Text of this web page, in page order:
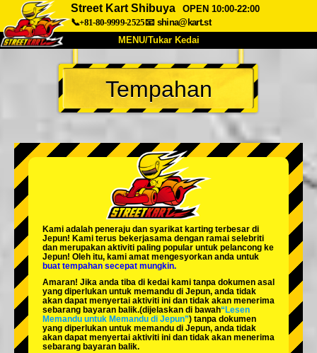
Street Kart Shibuya
OPEN 10:00-22:00
📞+81-80-9999-2525📧 shina@kart.st
MENU/Tukar Kedai
UTAMA
Tentang Spesifikasi Harga
Soalan Lazim
Syarikat Tempahan
Tukar Kedai
Tokyo Shinagawa Tokyo Akihabara#1
Tokyo Akihabara#2
Tokyo Shibuya Annex Tokyo Bay
Tokyo Asakusa Osaka
Okinawa
Tempahan
Kami adalah peneraju dan syarikat karting terbesar di
Jepun! Kami terus bekerjasama dengan ramai selebriti
dan merupakan aktiviti paling popular untuk pelancong ke
Jepun! Oleh itu, kami amat mengesyorkan anda untuk
buat tempahan secepat mungkin.
Amaran! Jika anda tiba di kedai kami tanpa dokumen asal
yang diperlukan untuk memandu di Jepun, anda tidak
akan dapat menyertai aktiviti ini dan tidak akan menerima
sebarang bayaran balik.(dijelaskan di bawah“Lesen
Memandu untuk Memandu di Jepun”) tanpa dokumen
yang diperlukan untuk memandu di Jepun, anda tidak
akan dapat menyertai aktiviti ini dan tidak akan menerima
sebarang bayaran balik.